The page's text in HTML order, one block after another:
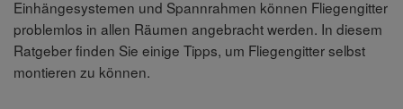
Einhängesystemen und Spannrahmen können Fliegengitter
problemlos in allen Räumen angebracht werden. In diesem
Ratgeber finden Sie einige Tipps, um Fliegengitter selbst
montieren zu können.